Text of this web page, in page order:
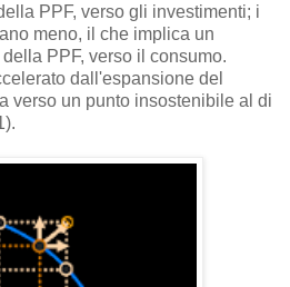
PPF, verso gli investimenti; i
meno, il che implica un
PPF, verso il consumo.
dall'espansione del
verso un punto insostenibile al di